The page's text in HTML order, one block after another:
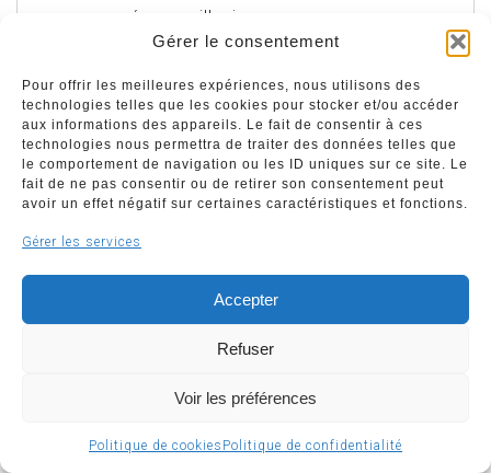
Gérer le consentement
Pour offrir les meilleures expériences, nous utilisons des
technologies telles que les cookies pour stocker et/ou accéder
aux informations des appareils. Le fait de consentir à ces
technologies nous permettra de traiter des données telles que
le comportement de navigation ou les ID uniques sur ce site. Le
fait de ne pas consentir ou de retirer son consentement peut
avoir un effet négatif sur certaines caractéristiques et fonctions.
Gérer les services
Accepter
Refuser
Voir les préférences
Politique de cookies Politique de confidentialité
suggérer, par illusion ou
superpositions, elle aime créer en
et à sa passion.